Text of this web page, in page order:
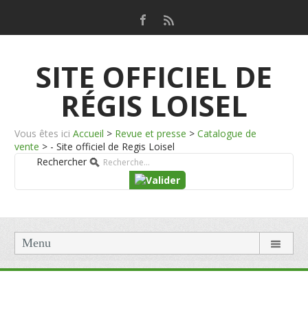
SITE OFFICIEL DE
RÉGIS LOISEL
Vous êtes ici Accueil > Revue et presse > Catalogue de
vente > - Site officiel de Regis Loisel
Rechercher
Menu